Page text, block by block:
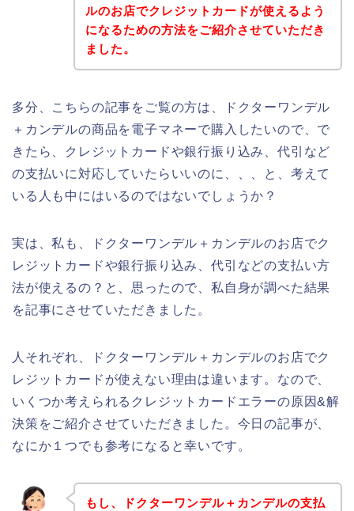
ルのお店でクレジットカードが使えるよう
になるための方法をご紹介させていただき
ました。
多分、こちらの記事をご覧の方は、ドクターワンデル
＋カンデルの商品を電子マネーで購入したいので、で
きたら、クレジットカードや銀行振り込み、代引など
の支払いに対応していたらいいのに、、、と、考えて
いる人も中にはいるのではないでしょうか？
実は、私も、ドクターワンデル＋カンデルのお店でク
レジットカードや銀行振り込み、代引などの支払い方
法が使えるの？と、思ったので、私自身が調べた結果
を記事にさせていただきました。
人それぞれ、ドクターワンデル＋カンデルのお店でク
レジットカードが使えない理由は違います。なので、
いくつか考えられるクレジットカードエラーの原因&解
決策をご紹介させていただきました。今日の記事が、
なにか１つでも参考になると幸いです。
もし、ドクターワンデル＋カンデルの支払